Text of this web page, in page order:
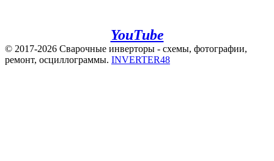
YouTube
© 2017-2026 Сварочные инверторы - схемы, фотографии,
ремонт, осциллограммы. INVERTER48